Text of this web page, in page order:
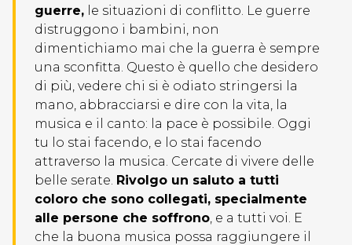
guerre, le situazioni di conflitto. Le guerre
distruggono i bambini, non
dimentichiamo mai che la guerra è sempre
una sconfitta. Questo è quello che desidero
di più, vedere chi si è odiato stringersi la
mano, abbracciarsi e dire con la vita, la
musica e il canto: la pace è possibile. Oggi
tu lo stai facendo, e lo stai facendo
attraverso la musica. Cercate di vivere delle
belle serate. Rivolgo un saluto a tutti
coloro che sono collegati, specialmente
alle persone che soffrono, e a tutti voi. E
che la buona musica possa raggiungere il